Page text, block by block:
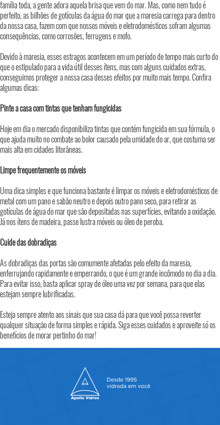
família toda, a gente adora aquela brisa que vem do mar. Mas, como nem tudo é
perfeito, as bilhões de gotículas da água do mar que a maresia carrega para dentro
da nossa casa, fazem com que nossos móveis e eletrodomésticos sofram algumas
consequências, como corrosões, ferrugens e mofo.
Devido à maresia, esses estragos acontecem em um período de tempo mais curto do
que o estipulado para a vida útil desses ítens, mas com alguns cuidados extras,
conseguimos proteger a nossa casa desses efeitos por muito mais tempo. Confira
algumas dicas:
Pinte a casa com tintas que tenham fungicidas
Hoje em dia o mercado disponibiliza tintas que contém fungicida em sua fórmula, o
que ajuda muito no combate ao bolor causado pela umidade do ar, que costuma ser
mais alta em cidades litorâneas.
Limpe frequentemente os móveis
Uma dica simples e que funciona bastante é limpar os móveis e eletrodomésticos de
metal com um pano e sabão neutro e depois outro pano seco, para retirar as
gotículas de água do mar que são depositadas nas superfícies, evitando a oxidação.
Já nos ítens de madeira, passe lustra móveis ou óleo de peroba.
Cuide das dobradiças
As dobradiças das portas são comumente afetadas pelo efeito da maresia,
enferrujando rapidamente e emperrando, o que é um grande incômodo no dia a dia.
Para evitar isso, basta aplicar spray de óleo uma vez por semana, para que elas
estejam sempre lubrificadas.
Esteja sempre atento aos sinais que sua casa dá para que você possa reverter
qualquer situação de forma simples e rápida. Siga esses cuidados e aproveite só os
benefícios de morar pertinho do mar!